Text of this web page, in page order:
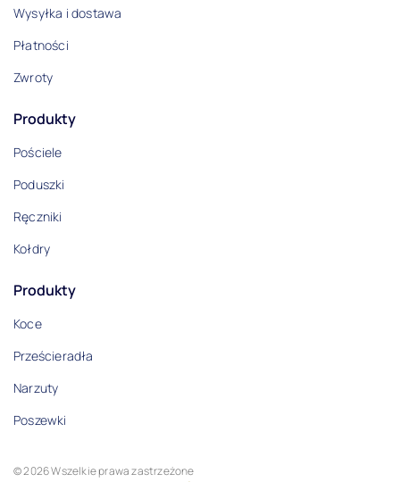
Wysyłka i dostawa
Płatności
Zwroty
Produkty
Pościele
Poduszki
Ręczniki
Kołdry
Produkty
Koce
Prześcieradła
Narzuty
Poszewki
© 2026 Wszelkie prawa zastrzeżone